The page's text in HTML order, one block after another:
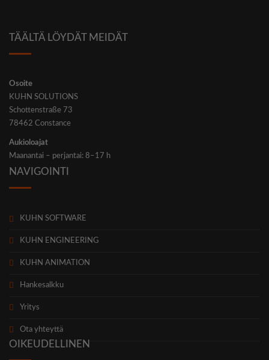
TÄÄLTÄ LÖYDÄT MEIDÄT
Osoi­te
KUHN SOLUTIONS
Schot­ten­stra­ße 73
78462 Con­s­tance
Aukio­lo­ajat
Maan­an­tai – per­jan­tai: 8–17 h
NAVIGOINTI
KUHN SOFTWARE
KUHN ENGINEERING
KUHN ANIMATION
Han­ke­salk­ku
Yri­tys
Ota yhteyt­tä
OIKEUDELLINEN